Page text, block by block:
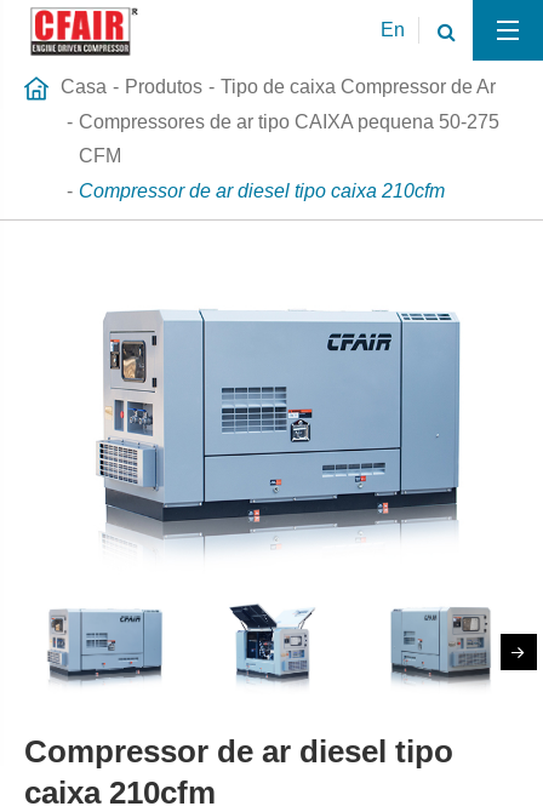
En
Casa Produtos
Tipo de caixa Compressor de Ar
Compressores de ar tipo CAIXA pequena 50-275
CFM
Compressor de ar diesel tipo caixa 210cfm
Compressor de ar diesel tipo
caixa 210cfm